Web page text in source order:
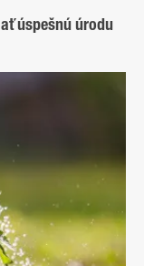
úspešnú úrodu